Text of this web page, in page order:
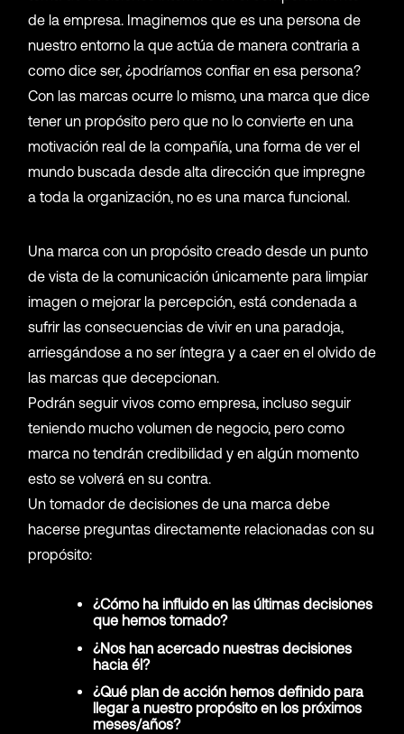
de la empresa. Imaginemos que es una persona de
nuestro entorno la que actúa de manera contraria a
como dice ser, ¿podríamos confiar en esa persona?
Con las marcas ocurre lo mismo, una marca que dice
tener un propósito pero que no lo convierte en una
motivación real de la compañía, una forma de ver el
mundo buscada desde alta dirección que impregne
a toda la organización, no es una marca funcional.
Una marca con un propósito creado desde un punto
de vista de la comunicación únicamente para limpiar
imagen o mejorar la percepción, está condenada a
sufrir las consecuencias de vivir en una paradoja,
arriesgándose a no ser íntegra y a caer en el olvido de
las marcas que decepcionan.
Podrán seguir vivos como empresa, incluso seguir
teniendo mucho volumen de negocio, pero como
marca no tendrán credibilidad y en algún momento
esto se volverá en su contra.
Un tomador de decisiones de una marca debe
hacerse preguntas directamente relacionadas con su
propósito:
¿Cómo ha influido en las últimas decisiones
que hemos tomado?
¿Nos han acercado nuestras decisiones
hacia él?
¿Qué plan de acción hemos definido para
llegar a nuestro propósito en los próximos
meses/años?